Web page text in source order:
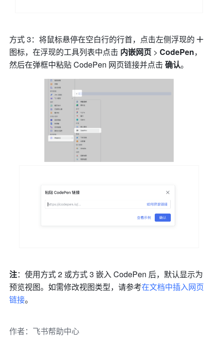
方式 3：将鼠标悬停在空白行的行首，点击左侧浮现的
图标，在浮现的工具列表中点击 内嵌网页 > CodePen，
然后在弹框中粘贴 CodePen 网页链接并点击 确认。
注：使用方式 2 或方式 3 嵌入 CodePen 后，默认显示为
预览视图。如需修改视图类型，请参考在文档中插入网页
链接。
作者： 飞书帮助中心